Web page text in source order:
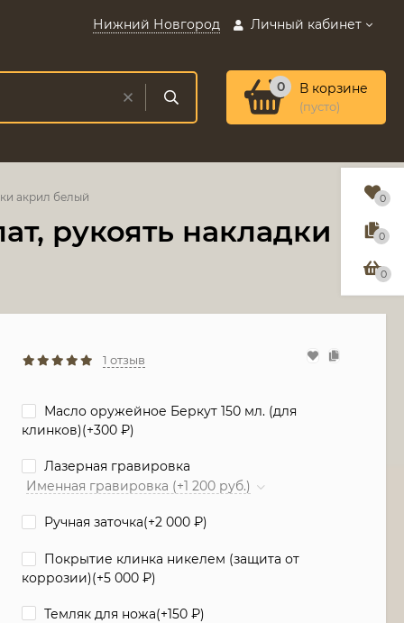
Нижний Новгород Личный кабинет
0 В корзине
(пусто)
акрил белый
рукоять накладки
1 отзыв
Масло оружейное Беркут 150 мл. (для
клинков)(+300₽)
Лазерная гравировка
Именная гравировка (+1 200 руб.)
Ручная заточка(+2 000₽)
Покрытие клинка никелем (защита от
коррозии)(+5 000₽)
Темляк для ножа(+150₽)
0
0
0